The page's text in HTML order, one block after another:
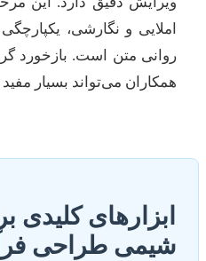
املایی و نگارشی،
روانی متن است. بازخورد
همکاران می‌تواند بسیار
ابزارهای کلیدی
شیمی طراحی